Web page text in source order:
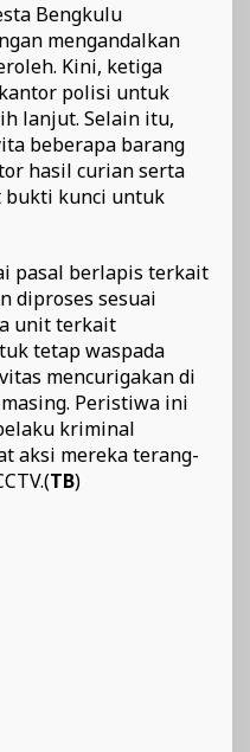
Bengkulu
mengandalkan
Kini, ketiga
polisi untuk
lanjut. Selain itu,
beberapa barang
hasil curian serta
bukti kunci untuk
pasal berlapis terkait
diproses sesuai
unit terkait
tetap waspada
mencurigakan di
Peristiwa ini
kriminal
aksi mereka terang-
TB)